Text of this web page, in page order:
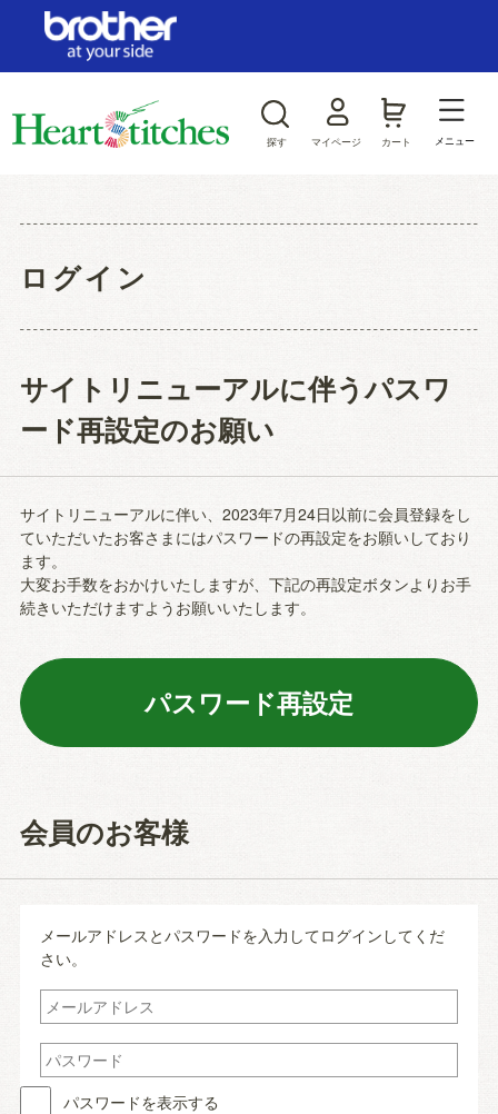
探す マイページ カート メニュー
ログイン
サイトリニューアルに伴うパスワ
ード再設定のお願い
サイトリニューアルに伴い、2023年7月24日以前に会員登録をし
ていただいたお客さまにはパスワードの再設定をお願いしており
ます。
大変お手数をおかけいたしますが、下記の再設定ボタンよりお手
続きいただけますようお願いいたします。
会員のお客様
メールアドレスとパスワードを入力してログインしてくだ
さい。
パスワードを表示する
ログイン/新規会員登録